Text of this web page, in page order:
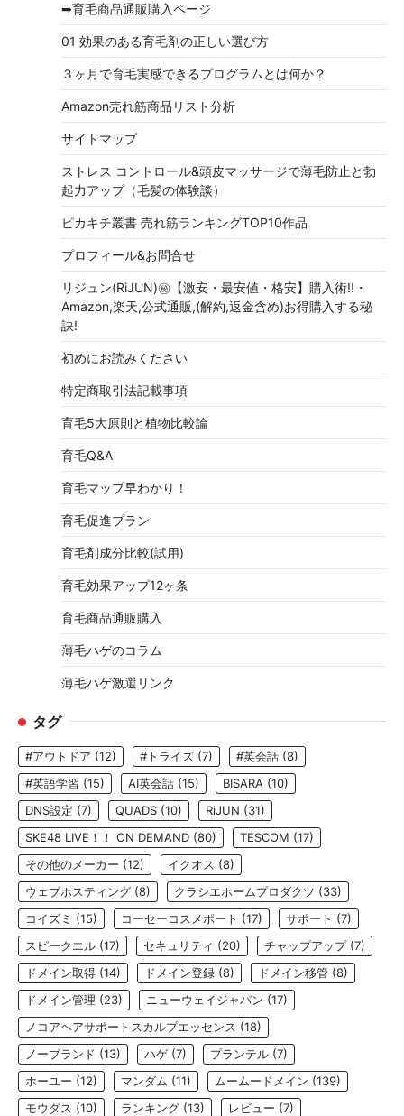
➡育毛商品通販購入ページ
01 効果のある育毛剤の正しい選び方
３ヶ月で育毛実感できるプログラムとは何か？
Amazon売れ筋商品リスト分析
サイトマップ
ストレス コントロール&頭皮マッサージで薄毛防止と勃
起力アップ（毛髪の体験談）
ピカキチ叢書 売れ筋ランキングTOP10作品
プロフィール&お問合せ
リジュン(RiJUN)㊙【激安・最安値・格安】購入術!!・
Amazon,楽天,公式通販,(解約,返金含め)お得購入する秘
訣!
初めにお読みください
特定商取引法記載事項
育毛5大原則と植物比較論
育毛Q&A
育毛マップ早わかり！
育毛促進プラン
育毛剤成分比較(試用)
育毛効果アップ12ヶ条
育毛商品通販購入
薄毛ハゲのコラム
薄毛ハゲ激選リンク
タグ
#アウトドア (12) #トライズ (7) #英会話 (8)
#英語学習 (15) AI英会話 (15) BISARA (10)
DNS設定 (7) QUADS (10) RiJUN (31)
SKE48 LIVE！！ ON DEMAND (80) TESCOM (17)
その他のメーカー (12) イクオス (8)
ウェブホスティング (8) クラシエホームプロダクツ (33)
コイズミ (15) コーセーコスメポート (17) サポート (7)
スピークエル (17) セキュリティ (20) チャップアップ(7)
ドメイン取得 (14) ドメイン登録 (8) ドメイン移管 (8)
ドメイン管理 (23) ニューウェイジャパン (17)
ノコアヘアサポートスカルプエッセンス (18)
ノーブランド (13) ハゲ (7) プランテル (7)
ホーユー (12) マンダム (11) ムームードメイン (139)
モウダス (10) ランキング (13) レビュー (7)